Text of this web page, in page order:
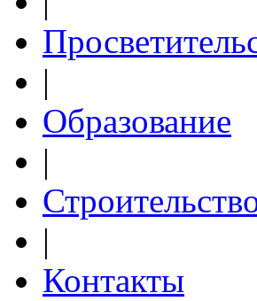
|
Образование
|
|
Контакты